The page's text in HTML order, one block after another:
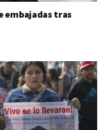
embajadas tras